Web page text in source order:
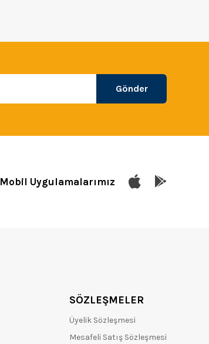
Gönder
Mobil Uygulamalarımız
SÖZLEŞMELER
Üyelik Sözleşmesi
Mesafeli Satış Sözleşmesi